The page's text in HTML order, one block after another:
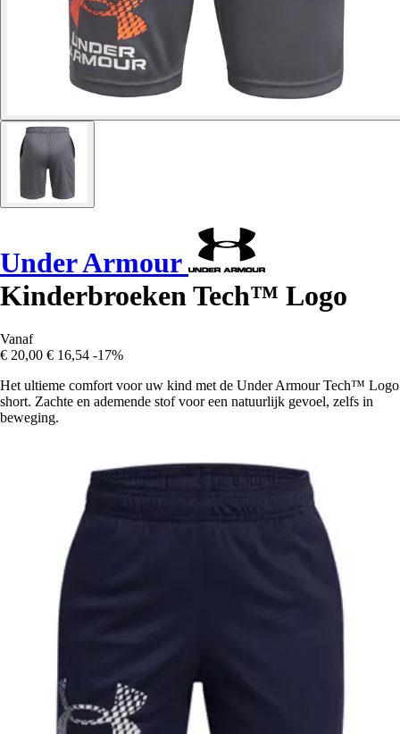
Under Armour
Kinderbroeken Tech™ Logo
Vanaf
€ 20,00 € 16,54 -17%
Het ultieme comfort voor uw kind met de Under Armour Tech™ Logo
short. Zachte en ademende stof voor een natuurlijk gevoel, zelfs in
beweging.